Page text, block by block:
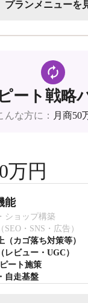
プランメニューを
ート戦略
んな方に ： 月商50
万円
能
ショップ構築
SEO・SNS・広告）
（カゴ落ち対策等）
レビュー・UGC）
ート施策
自走基盤